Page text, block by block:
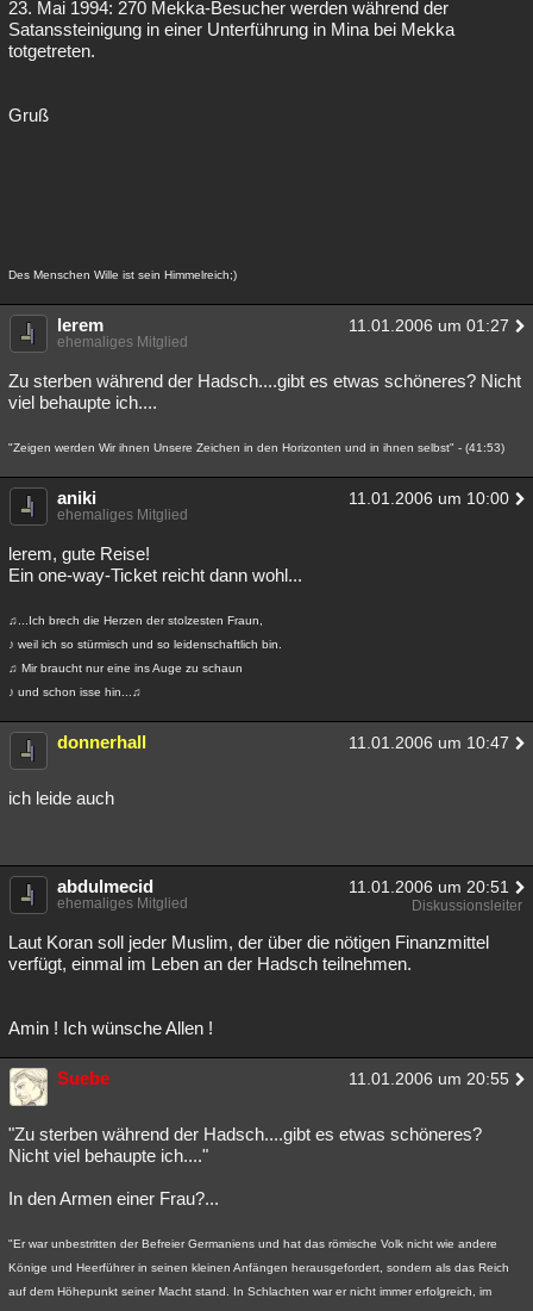
23. Mai 1994: 270 Mekka-Besucher werden während der
Satanssteinigung in einer Unterführung in Mina bei Mekka
totgetreten.
Gruß
Des Menschen Wille ist sein Himmelreich;)
lerem 11.01.2006 um 01:27
ehemaliges Mitglied
Zu sterben während der Hadsch....gibt es etwas schöneres? Nicht
viel behaupte ich....
"Zeigen werden Wir ihnen Unsere Zeichen in den Horizonten und in ihnen selbst" - (41:53)
aniki 11.01.2006 um 10:00
ehemaliges Mitglied
lerem, gute Reise!
Ein one-way-Ticket reicht dann wohl...
♫...Ich brech die Herzen der stolzesten Fraun,
♪ weil ich so stürmisch und so leidenschaftlich bin.
♫ Mir braucht nur eine ins Auge zu schaun
♪ und schon isse hin...♫
donnerhall 11.01.2006 um 10:47
ich leide auch
abdulmecid 11.01.2006 um 20:51
ehemaliges Mitglied Diskussionsleiter
Laut Koran soll jeder Muslim, der über die nötigen Finanzmittel
verfügt, einmal im Leben an der Hadsch teilnehmen.
Amin ! Ich wünsche Allen !
Suebe 11.01.2006 um 20:55
"Zu sterben während der Hadsch....gibt es etwas schöneres?
Nicht viel behaupte ich...."
In den Armen einer Frau?...
"Er war unbestritten der Befreier Germaniens und hat das römische Volk nicht wie andere
Könige und Heerführer in seinen kleinen Anfängen herausgefordert, sondern als das Reich
auf dem Höhepunkt seiner Macht stand. In Schlachten war er nicht immer erfolgreich, im